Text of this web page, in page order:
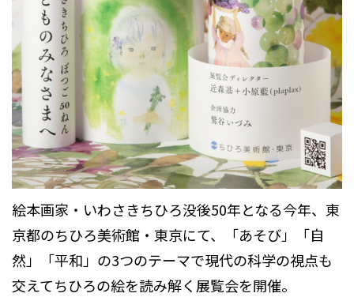
絵本画家・いわさきちひろ没後50年となる今年、東
京都のちひろ美術館・東京にて、「あそび」「自
然」「平和」の3つのテーマで現代の科学の視点も
交えてちひろの絵を読み解く展覧会を開催。